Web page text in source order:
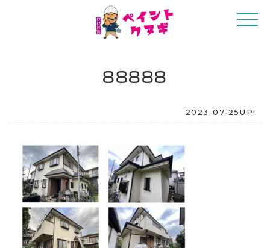
88888
2023-07-25UP!